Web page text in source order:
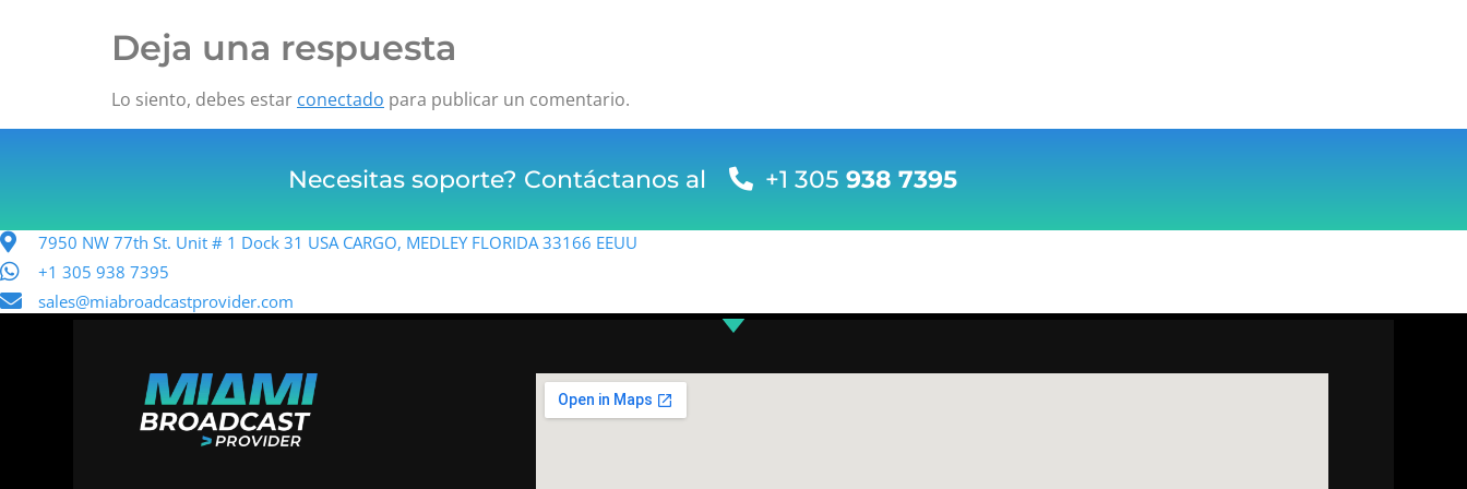
Deja una respuesta
Lo siento, debes estar conectado para publicar un comentario.
Necesitas soporte? Contáctanos al +1 305 938 7395
7950 NW 77th St. Unit # 1 Dock 31 USA CARGO, MEDLEY FLORIDA 33166 EEUU
+1 305 938 7395
sales@miabroadcastprovider.com